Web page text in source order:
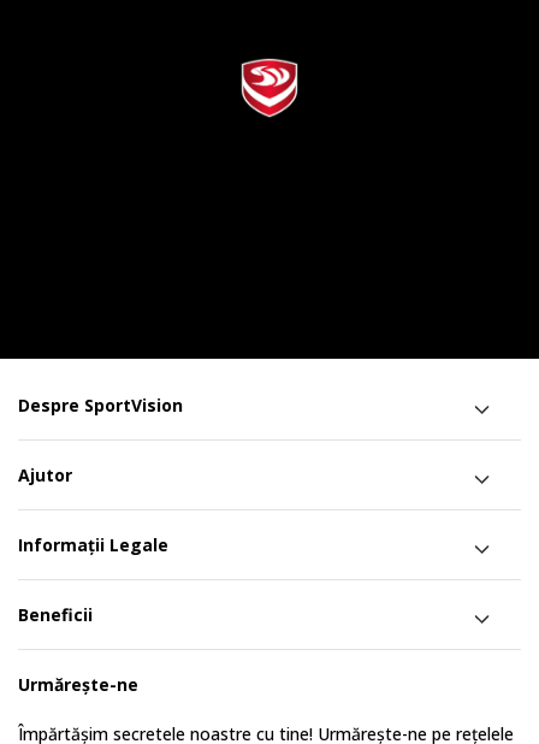
Despre SportVision
Ajutor
Informații Legale
Beneficii
Urmărește-ne
Împărtășim secretele noastre cu tine! Urmărește-ne pe rețelele